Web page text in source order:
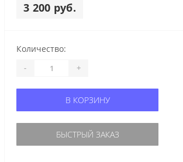
3 200 руб.
Количество:
- +
В КОРЗИНУ
БЫСТРЫЙ ЗАКАЗ